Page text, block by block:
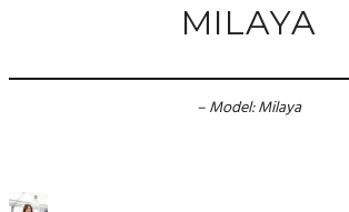
MILAYA
– Model: Milaya